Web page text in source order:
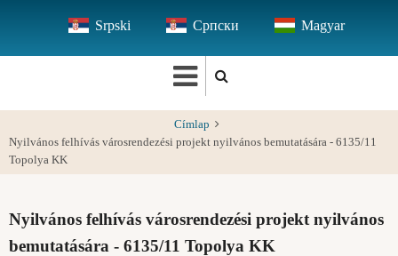
tartalomra
Srpski Српски Magyar
Címlap
Nyilvános felhívás városrendezési projekt nyilvános bemutatására - 6135/11
Topolya KK
Nyilvános felhívás városrendezési projekt nyilvános
bemutatására - 6135/11 Topolya KK